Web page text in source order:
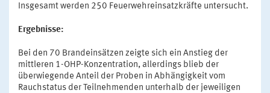
Insgesamt werden 250 Feuerwehreinsatzkräfte untersucht.
Ergebnisse:
Bei den 70 Brandeinsätzen zeigte sich ein Anstieg der
mittleren 1-OHP-Konzentration, allerdings blieb der
überwiegende Anteil der Proben in Abhängigkeit vom
Rauchstatus der Teilnehmenden unterhalb der jeweiligen